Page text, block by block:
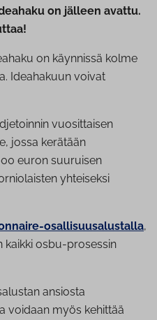
on jälleen avattu.
on käynnissä kolme
Ideahakuun voivat
vuosittaisen
jossa kerätään
euron suuruisen
yhteiseksi
osallisuusalustalla,
kaikki osbu-prosessin
ansiosta
voidaan myös kehittää